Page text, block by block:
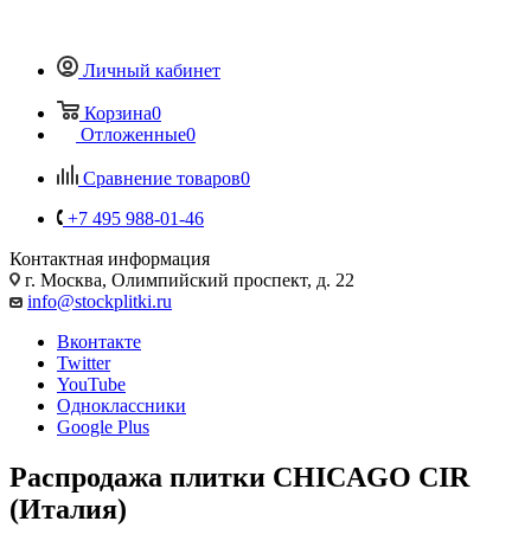
Личный кабинет
Корзина0
Отложенные0
Сравнение товаров0
+7 495 988-01-46
Контактная информация
г. Москва, Олимпийский проспект, д. 22
info@stockplitki.ru
Вконтакте
Twitter
YouTube
Одноклассники
Google Plus
Распродажа плитки CHICAGO CIR
(Италия)